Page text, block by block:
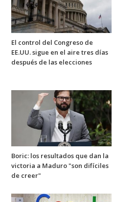
El control del Congreso de
EE.UU. sigue en el aire tres días
después de las elecciones
Boric: los resultados que dan la
victoria a Maduro "son difíciles
de creer"